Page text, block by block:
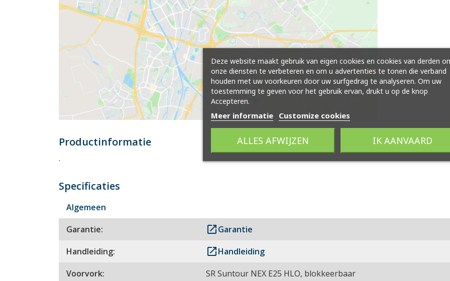
Productinformatie
.
Specificaties
Algemeen
Garantie:
launchGarantie
Handleiding:
launchHandleiding
Voorvork:
SR Suntour NEX E25 HLO, blokkeerbaar
Deze website maakt gebruik van eigen cookies en cookies van derden
onze diensten te verbeteren en om u advertenties te tonen die verband
houden met uw voorkeuren door uw surfgedrag te analyseren. Om uw
toestemming te geven voor het gebruik ervan, drukt u op de knop
Accepteren.
Meer informatie Customize cookies
ALLES AFWIJZEN IK AANVAARD